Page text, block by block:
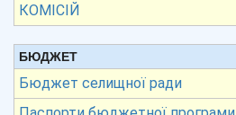
КОМІСІЙ
БЮДЖЕТ
Бюджет селищної ради